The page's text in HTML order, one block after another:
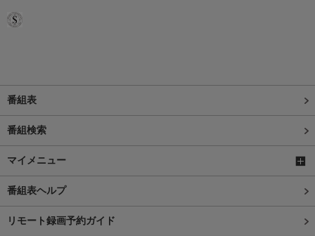
番組表
番組検索
マイメニュー
番組表ヘルプ
リモート録画予約ガイド